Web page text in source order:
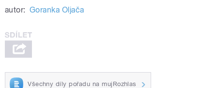
autor: Goranka Oljača
Všechny díly pořadu na mujRozhlas